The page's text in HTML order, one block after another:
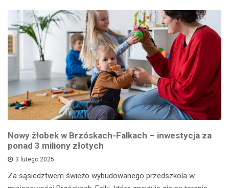
Nowy żłobek w Brzóskach-Falkach – inwestycja za
ponad 3 miliony złotych
3 lutego 2025
Za sąsiedztwem świeżo wybudowanego przedszkola w